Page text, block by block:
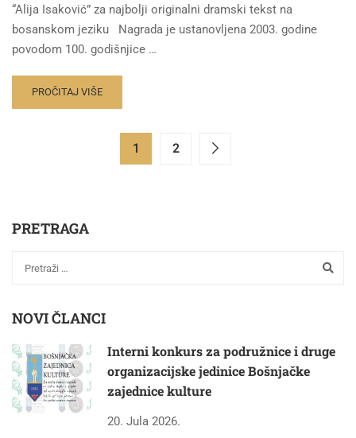
“Alija Isaković” za najbolji originalni dramski tekst na
bosanskom jeziku Nagrada je ustanovljena 2003. godine
povodom 100. godišnjice …
PROČITAJ VIŠE
1 2
PRETRAGA
NOVI ČLANCI
Interni konkurs za podružnice i druge
organizacijske jedinice Bošnjačke
zajednice kulture
20. Jula 2026.